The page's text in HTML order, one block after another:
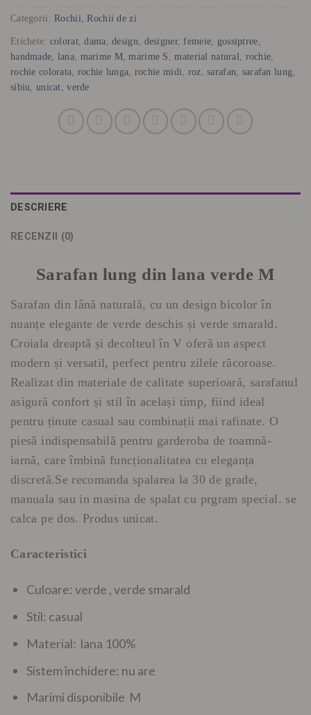
Categorii:Rochii,Rochii de zi
Etichete: colorat,dama,design, designer,femeie, gossiptree,
handmade, lana, marime M,marime S,material natural, rochie,
rochie colorata, rochie lunga, rochie midi, roz,sarafan, sarafan lung,
sibiu,unicat,verde
DESCRIERE
RECENZII (0)
Sarafan lung din lana verde M
Sarafan din lână naturală, cu un design bicolor în
nuanțe elegante de verde deschis și verde smarald.
Croiala dreaptă și decolteul în V oferă un aspect
modern și versatil, perfect pentru zilele răcoroase.
Realizat din materiale de calitate superioară, sarafanul
asigură confort și stil în același timp, fiind ideal
pentru ținute casual sau combinații mai rafinate. O
piesă indispensabilă pentru garderoba de toamnă-
iarnă, care îmbină funcționalitatea cu eleganța
discretă.Se recomanda spalarea la 30 de grade,
manuala sau in masina de spalat cu prgram special. se
calca pe dos. Produs unicat.
Caracteristici
Culoare: verde , verde smarald
Stil: casual
Material: lana 100%
Sistem închidere: nu are
Marimi disponibile M